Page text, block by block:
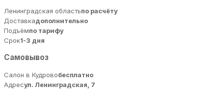
Ленинградская областьпо расчёту
Доставкадополнительно
Подъёмпо тарифу
Срок1-3 дня
Самовывоз
Салон в Кудровобесплатно
Адресул. Ленинградская, 7